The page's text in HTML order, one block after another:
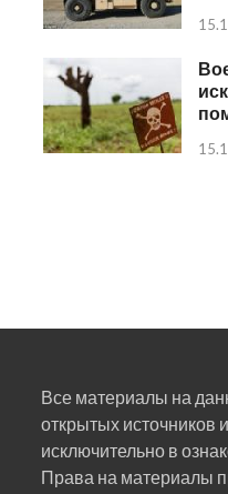
Все материалы на
открытых источников
исключительно в
Права на материалы